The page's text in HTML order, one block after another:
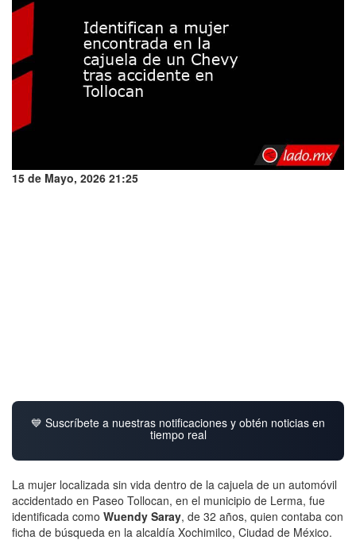
15 de Mayo, 2026 21:25
💙 Suscríbete a nuestras notificaciones y obtén noticias en
tiempo real
La mujer localizada sin vida dentro de la cajuela de un automóvil
accidentado en Paseo Tollocan, en el municipio de Lerma, fue
identificada como Wuendy Saray, de 32 años, quien contaba con
ficha de búsqueda en la alcaldía Xochimilco, Ciudad de México.